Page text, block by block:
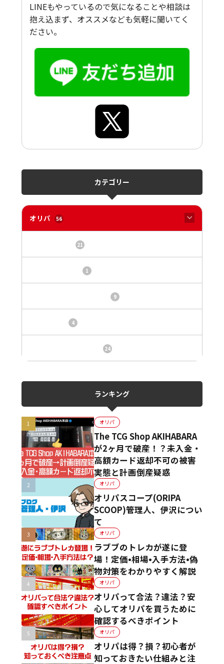
LINEもやっているので気になることや相談は
抱え込まず、オススメなども気軽に聞いてく
ださい。
カテゴリー
オリパ 56
21
1
9
4
24
ランキング
オリパ
The TCG Shop AKIHABARA
が2ヶ月で破産！？未入金・
高額カード返却不可の被害
実態と計画倒産疑惑
オリパ
オリパスコープ(ORIPA
SCOOP)管理人、伊沢につい
て
オリパ
ラブブのトレカが遂に登
場！定価•相場•入手方法•偽
物対策をわかりやすく解説
オリパ
オリパって合法？違法？安
心してオリパを買うために
確認するべきポイント
オリパ
オリパは得？損？初心者が
知っておきたい仕組みと注